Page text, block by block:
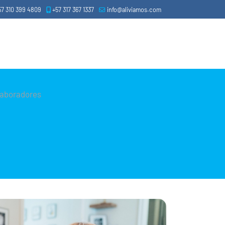
310 399 4809 +57 317 367 1337 info@aliviamos.com